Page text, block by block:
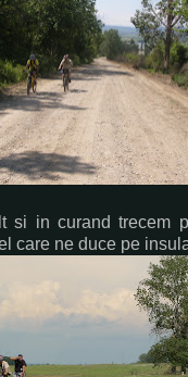
si in curand trecem
care ne duce pe